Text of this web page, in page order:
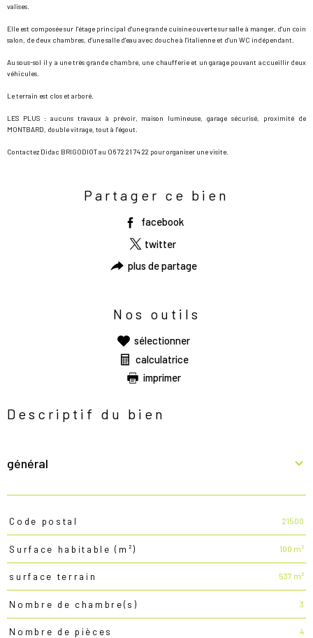
valises.
Elle est composée sur l'étage principal d'une grande cuisine ouverte sur salle à manger, d'un coin
salon, de deux chambres, d'une salle d'eau avec douche à l'italienne et d'un WC indépendant.
Au sous-sol il y a une très grande chambre, une chaufferie et un garage pouvant accueillir deux
véhicules.
Le terrain est clos et arboré.
LES PLUS : aucuns travaux à prévoir, maison lumineuse, garage sécurisé, proximité de
MONTBARD, double vitrage, tout à l'égout.
Contactez Didac BRIGODIOT au 06 72 21 74 22 pour organiser une visite.
Partager ce bien
facebook
twitter
plus de partage
Nos outils
sélectionner
calculatrice
imprimer
Descriptif du bien
général
TRAD_PAMPERO_Caracteristique
Code postal 21500
Surface habitable (m²) 100 m²
surface terrain 537 m²
Nombre de chambre(s) 3
Nombre de pièces 4